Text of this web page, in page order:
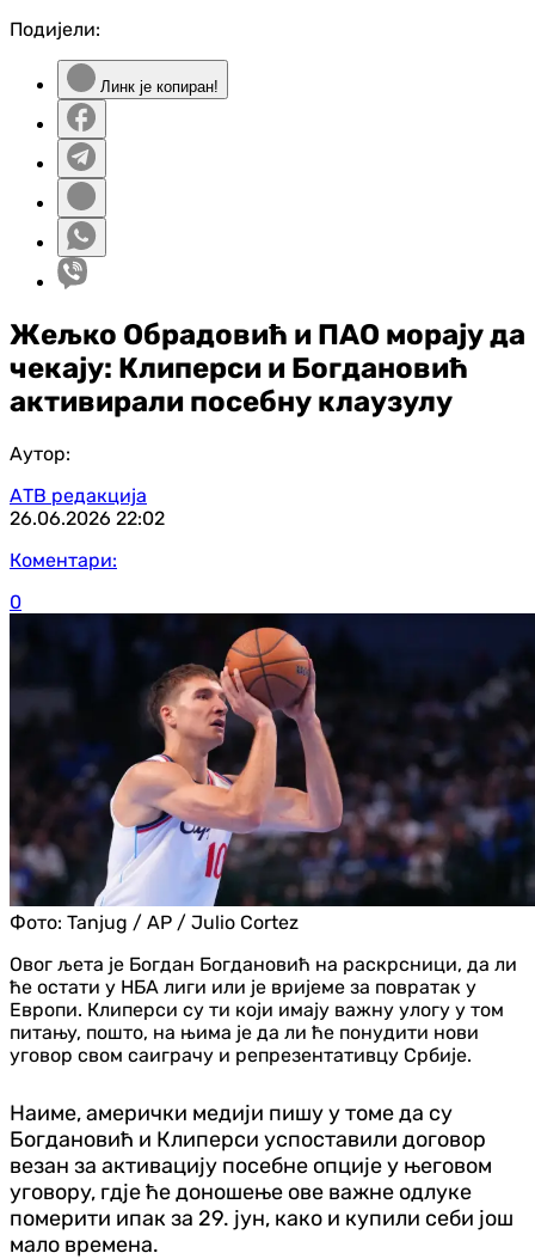
Подијели:
Линк је копиран!
Жељко Обрадовић и ПАО морају да
чекају: Клиперси и Богдановић
активирали посебну клаузулу
Аутор:
АТВ редакција
26.06.2026 22:02
Коментари:
0
Фото: Tanjug / AP / Julio Cortez
Овог љета је Богдан Богдановић на раскрсници, да ли
ће остати у НБА лиги или је вријеме за повратак у
Европи. Клиперси су ти који имају важну улогу у том
питању, пошто, на њима је да ли ће понудити нови
уговор свом саиграчу и репрезентативцу Србије.
Наиме, амерички медији пишу у томе да су
Богдановић и Клиперси успоставили договор
везан за активацију посебне опције у његовом
уговору, гдје ће доношење ове важне одлуке
померити ипак за 29. јун, како и купили себи још
мало времена.